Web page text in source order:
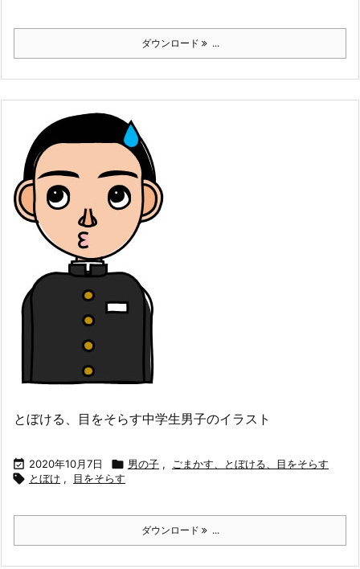
ダウンロード ...
とぼける、目をそらす中学生男子のイラスト
 2020年10月7日  男の子 , ごまかす、とぼける、目をそらす
 とぼけ , 目をそらす
ダウンロード ...